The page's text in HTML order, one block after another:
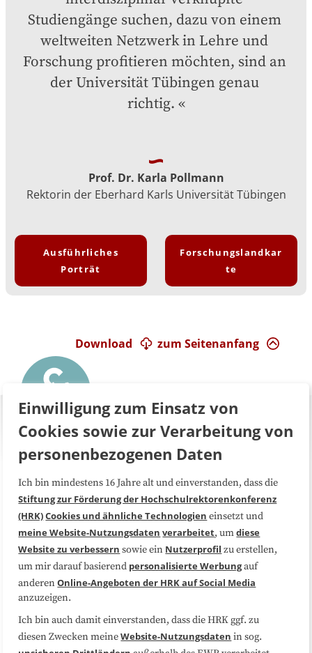
Studiengänge suchen, dazu von einem
weltweiten Netzwerk in Lehre und
Forschung profitieren möchten, sind an
der Universität Tübingen genau
richtig.
Prof. Dr. Karla Pollmann
Rektorin der Eberhard Karls Universität Tübingen
Ausführliches
Porträt
Forschungslandkar
te
zum Seitenanfang
Download
Über uns FAQ
Medienarbeit Kooperationen
Datenschutzerklärung Impressum
Sitemap
Folgen Sie uns
Einwilligung zum Einsatz von
Cookies sowie zur Verarbeitung von
personenbezogenen Daten
Ich bin mindestens 16 Jahre alt und einverstanden, dass die
Stiftung zur Förderung der Hochschulrektorenkonferenz
(HRK)Cookies und ähnliche Technologien einsetzt und
meine Website-Nutzungsdaten verarbeitet, umdiese
Website zu verbessern sowie ein Nutzerprofil zu erstellen,
um mir darauf basierend personalisierte Werbungauf
anderenOnline-Angeboten der HRK auf Social Media
anzuzeigen.
Ich bin auch damit einverstanden, dass die HRK ggf. zu
diesen Zwecken meineWebsite-Nutzungsdaten in sog.